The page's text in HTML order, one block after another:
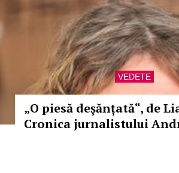
VEDETE
„O piesă deșănțată“, de
Cronica jurnalistului